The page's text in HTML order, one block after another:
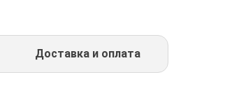
Доставка и оплата